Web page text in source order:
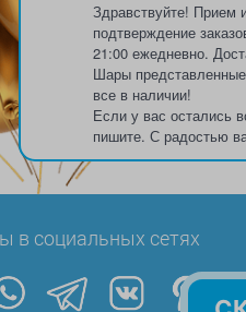
Здравствуйте! Прием
подтверждение
21:00 ежедневно.
Шары
все в наличии!
Если у вас остались
пишите. С радостью
в социальных сетях